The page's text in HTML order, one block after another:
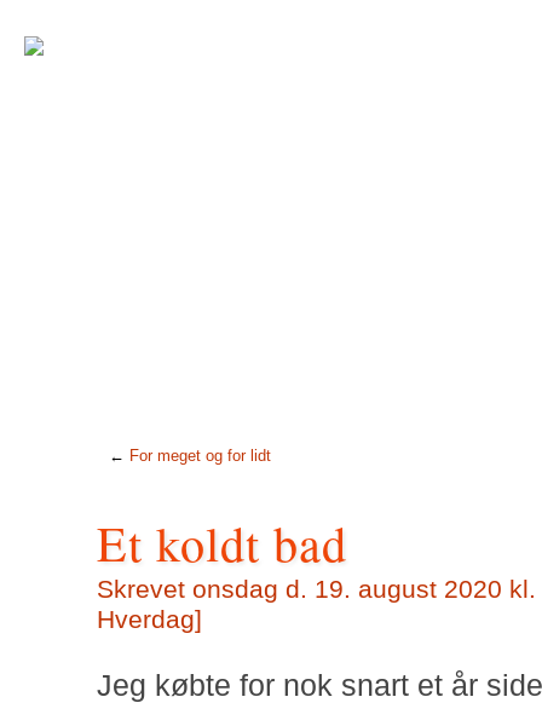
← For meget og for lidt
Et koldt bad
Skrevet onsdag d. 19. august 2020
Hverdag]
Jeg købte for nok snart et år